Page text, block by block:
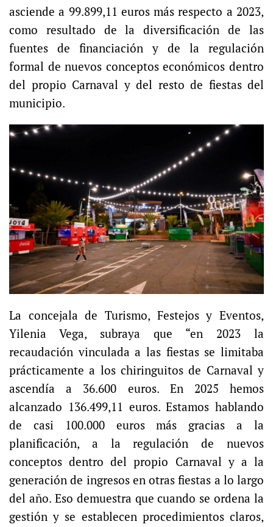
asciende a 99.899,11 euros más respecto a 2023,
como resultado de la diversificación de las
fuentes de financiación y de la regulación
formal de nuevos conceptos económicos dentro
del propio Carnaval y del resto de fiestas del
municipio.
La concejala de Turismo, Festejos y Eventos,
Yilenia Vega, subraya que “en 2023 la
recaudación vinculada a las fiestas se limitaba
prácticamente a los chiringuitos de Carnaval y
ascendía a 36.600 euros. En 2025 hemos
alcanzado 136.499,11 euros. Estamos hablando
de casi 100.000 euros más gracias a la
planificación, a la regulación de nuevos
conceptos dentro del propio Carnaval y a la
generación de ingresos en otras fiestas a lo largo
del año. Eso demuestra que cuando se ordena la
gestión y se establecen procedimientos claros,